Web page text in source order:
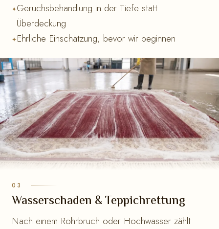
Geruchsbehandlung in der Tiefe statt
Überdeckung
Ehrliche Einschätzung, bevor wir beginnen
Wasserschaden & Teppichrettung
Nach einem Rohrbruch oder Hochwasser zählt